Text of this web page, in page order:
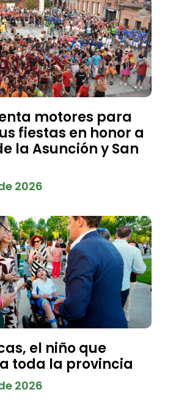
motores para
fiestas en honor a
la Asunción y San
2026
el niño que
toda la provincia
2026